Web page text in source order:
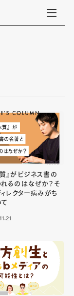
』がビジネス書の
るのはなぜか？そ
レクター病みがち